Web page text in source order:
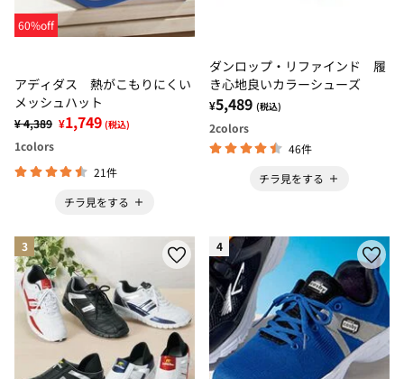
60%off
アディダス 熱がこもりにくい
メッシュハット
¥ 4,389 ¥1,749 (税込)
1colors
21件
チラ見をする
ダンロップ・リファインド 履
き心地良いカラーシューズ
¥5,489 (税込)
2colors
46件
チラ見をする
3 4